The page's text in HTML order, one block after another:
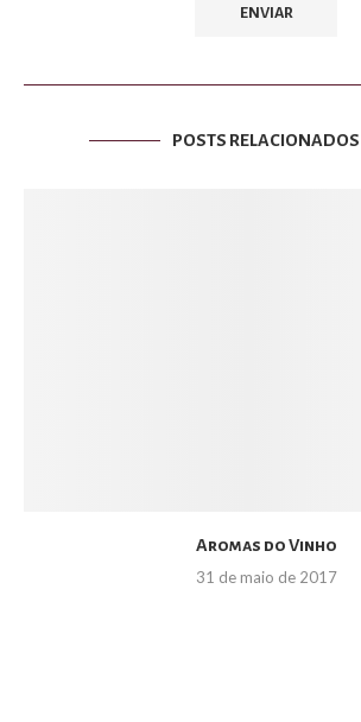
POSTS RELACIONADOS
Aromas do Vinho
31 de maio de 2017